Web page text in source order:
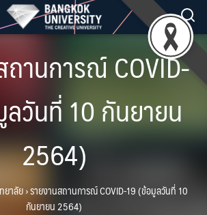
ถานการณ์ COVID-
วันที่ 10 กันยายน
2564)
ยาลัย›รายงานสถานการณ์ COVID-19 (ข้อมูลวันที่ 10
กันยายน 2564)